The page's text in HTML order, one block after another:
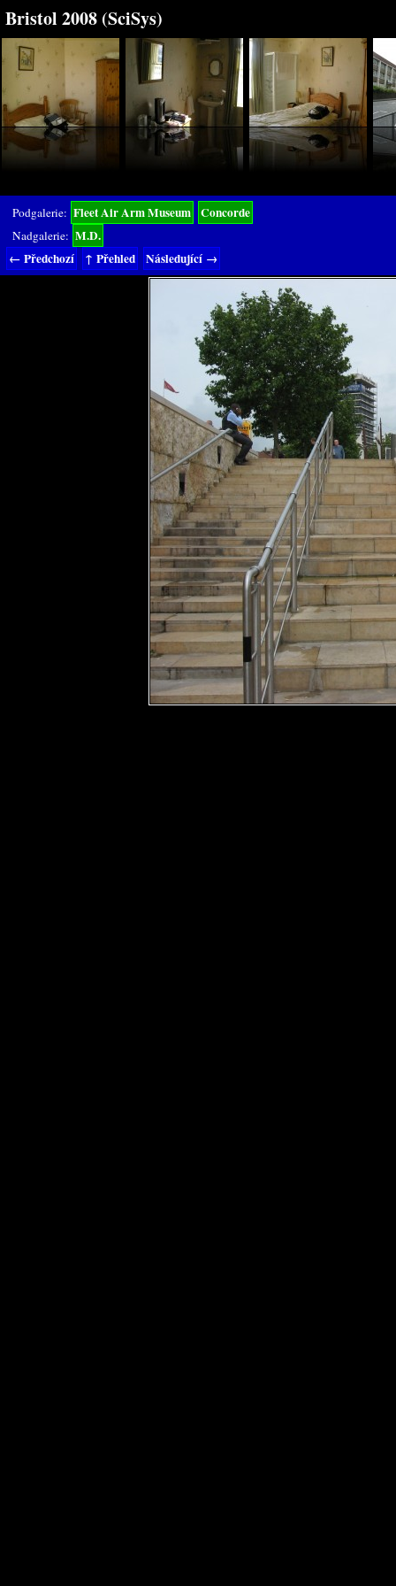
Bristol 2008 (SciSys)
Podgalerie: Fleet Air Arm Museum Concorde
Nadgalerie: M.D.
← Předchozí
↑ Přehled Následující →